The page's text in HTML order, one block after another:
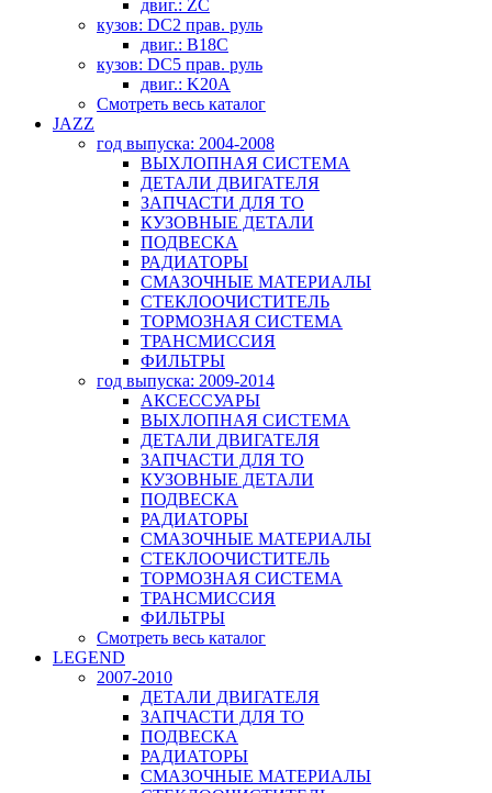
двиг.: ZC
кузов: DC2 прав. руль
двиг.: B18C
кузов: DC5 прав. руль
двиг.: K20A
Смотреть весь каталог
JAZZ
год выпуска: 2004-2008
ВЫХЛОПНАЯ СИСТЕМА
ДЕТАЛИ ДВИГАТЕЛЯ
ЗАПЧАСТИ ДЛЯ ТО
КУЗОВНЫЕ ДЕТАЛИ
ПОДВЕСКА
РАДИАТОРЫ
СМАЗОЧНЫЕ МАТЕРИАЛЫ
СТЕКЛООЧИСТИТЕЛЬ
ТОРМОЗНАЯ СИСТЕМА
ТРАНСМИССИЯ
ФИЛЬТРЫ
год выпуска: 2009-2014
АКСЕССУАРЫ
ВЫХЛОПНАЯ СИСТЕМА
ДЕТАЛИ ДВИГАТЕЛЯ
ЗАПЧАСТИ ДЛЯ ТО
КУЗОВНЫЕ ДЕТАЛИ
ПОДВЕСКА
РАДИАТОРЫ
СМАЗОЧНЫЕ МАТЕРИАЛЫ
СТЕКЛООЧИСТИТЕЛЬ
ТОРМОЗНАЯ СИСТЕМА
ТРАНСМИССИЯ
ФИЛЬТРЫ
Смотреть весь каталог
LEGEND
2007-2010
ДЕТАЛИ ДВИГАТЕЛЯ
ЗАПЧАСТИ ДЛЯ ТО
ПОДВЕСКА
РАДИАТОРЫ
СМАЗОЧНЫЕ МАТЕРИАЛЫ